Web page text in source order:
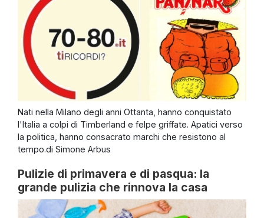
Nati nella Milano degli anni Ottanta, hanno conquistato
l'Italia a colpi di Timberland e felpe griffate. Apatici verso
la politica, hanno consacrato marchi che resistono al
tempo.di Simone Arbus
Pulizie di primavera e di pasqua: la
grande pulizia che rinnova la casa